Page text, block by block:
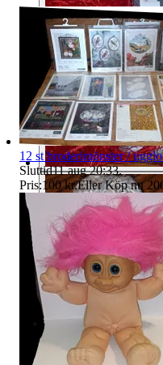
12 st broderimönster /
Sluttid11 aug 20:33.
Pris:100 kr,Eller Köp nu